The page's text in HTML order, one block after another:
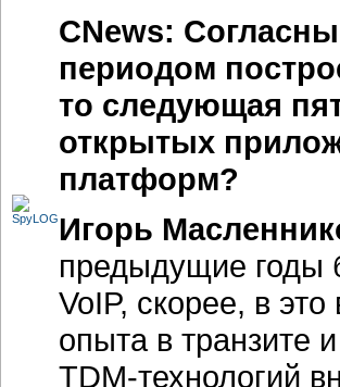
CNews:
периодом
то следующая
открытых
платформ?
Игорь
предыдущие годы
VoIP, скорее, в
опыта в транзите
TDM-технологий